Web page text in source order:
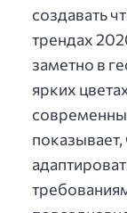
создавать
трендах
заметно в
ярких